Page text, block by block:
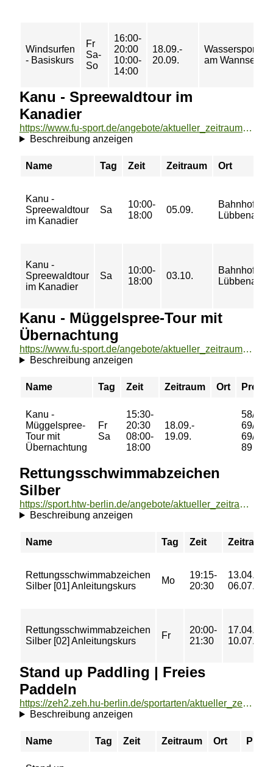
Windsurfen
- Basiskurs
Fr
Sa-
So
16:00-
20:00
10:00-
14:00
18.09.-
20.09.
am Wannsee
Kanu - Spreewaldtour im
Kanadier
https://www.fu-sport.de/angebote/aktueller_zeitraum/_Kanu_-_Spreewaldtour_im_Kanadier.html
Beschreibung anzeigen
Name Tag Zeit Zeitraum Ort
Kanu -
Spreewaldtour
im Kanadier
Sa
10:00-
18:00
05.09.
Bahnhof
Lübbenau
Kanu -
Spreewaldtour
im Kanadier
Sa
10:00-
18:00
03.10.
Bahnhof
Lübbenau
Kanu - Müggelspree-Tour mit
Übernachtung
https://www.fu-sport.de/angebote/aktueller_zeitraum/_Kanu_-_Mueggelspree-Tour_mit_Uebernachtung.html
Beschreibung anzeigen
Name Tag Zeit Zeitraum Ort Preis
Kanu -
Müggelspree-
Tour mit
Übernachtung
Fr
Sa
15:30-
20:30
08:00-
18:00
18.09.-
19.09.
58/
69/
69/
89 €
Rettungsschwimmabzeichen
Silber
https://sport.htw-berlin.de/angebote/aktueller_zeitraum/_Rettungsschwimmabzeichen_Silber.html
Beschreibung anzeigen
Name Tag Zeit Zeitraum
Rettungsschwimmabzeichen
Silber [01] Anleitungskurs
Mo
19:15-
20:30
13.04.-
06.07.
Rettungsschwimmabzeichen
Silber [02] Anleitungskurs
Fr
20:00-
21:30
17.04.-
10.07.
Stand up Paddling | Freies
Paddeln
https://zeh2.zeh.hu-berlin.de/sportarten/aktueller_zeitraum/_Stand_up_Paddling___Freies_Paddeln.html
Beschreibung anzeigen
Name Tag Zeit Zeitraum Ort Preis